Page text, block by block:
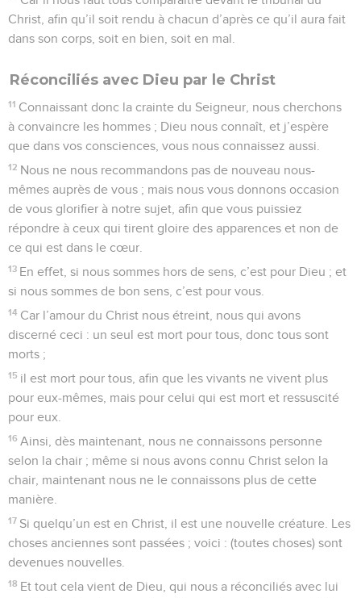
Christ, afin qu’il soit rendu à chacun d’après ce qu’il aura fait
dans son corps, soit en bien, soit en mal.
Réconciliés avec Dieu par le Christ
11 Connaissant donc la crainte du Seigneur, nous cherchons
à convaincre les hommes ; Dieu nous connaît, et j’espère
que dans vos consciences, vous nous connaissez aussi.
12 Nous ne nous recommandons pas de nouveau nous-
mêmes auprès de vous ; mais nous vous donnons occasion
de vous glorifier à notre sujet, afin que vous puissiez
répondre à ceux qui tirent gloire des apparences et non de
ce qui est dans le cœur.
13 En effet, si nous sommes hors de sens, c’est pour Dieu ; et
si nous sommes de bon sens, c’est pour vous.
14 Car l’amour du Christ nous étreint, nous qui avons
discerné ceci : un seul est mort pour tous, donc tous sont
morts ;
15 il est mort pour tous, afin que les vivants ne vivent plus
pour eux-mêmes, mais pour celui qui est mort et ressuscité
pour eux.
16 Ainsi, dès maintenant, nous ne connaissons personne
selon la chair ; même si nous avons connu Christ selon la
chair, maintenant nous ne le connaissons plus de cette
manière.
17 Si quelqu’un est en Christ, il est une nouvelle créature. Les
choses anciennes sont passées ; voici : (toutes choses) sont
devenues nouvelles.
18 Et tout cela vient de Dieu, qui nous a réconciliés avec lui